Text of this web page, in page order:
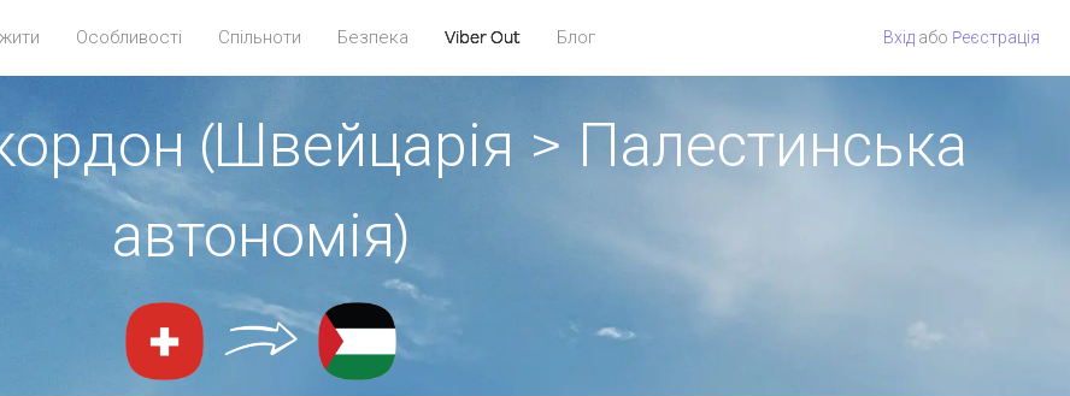
Особливості Спільноти Безпека Viber Out Блог Вхід або Pеєстрація
(Швейцарія > Палестинська
автономія)